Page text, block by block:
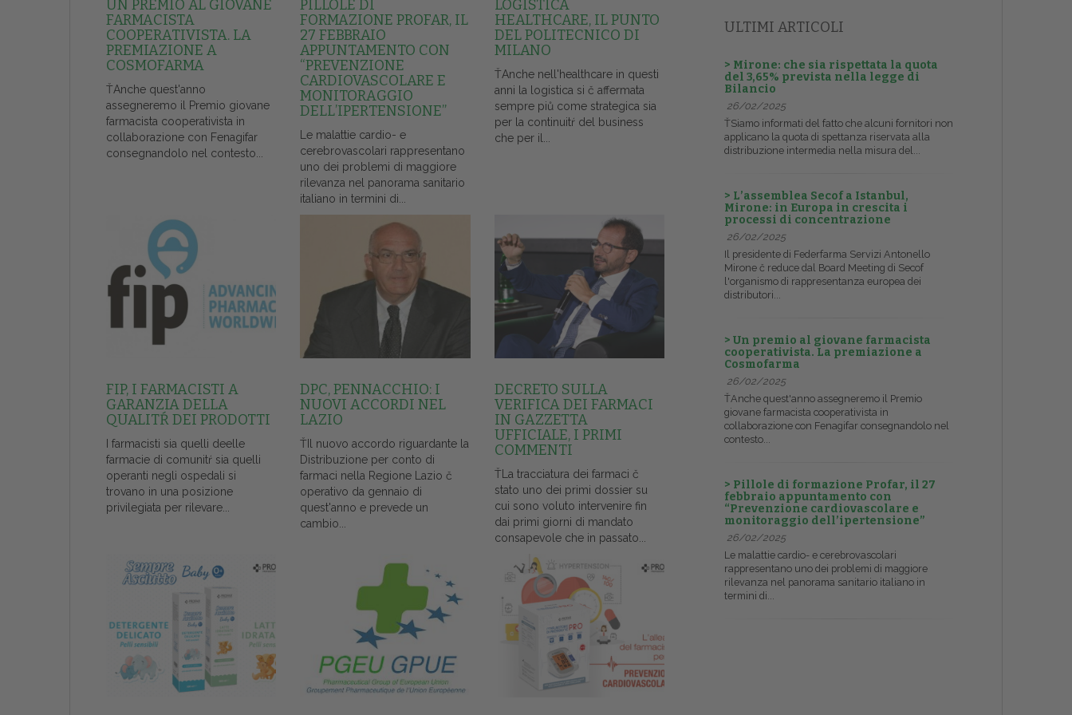
UN PREMIO AL GIOVANE
FARMACISTA
COOPERATIVISTA. LA
PREMIAZIONE A
COSMOFARMA
ŤAnche quest'anno
assegneremo il Premio giovane
farmacista cooperativista in
collaborazione con Fenagifar
consegnandolo nel contesto...
PILLOLE DI
FORMAZIONE PROFAR, IL
27 FEBBRAIO
APPUNTAMENTO CON
“PREVENZIONE
CARDIOVASCOLARE E
MONITORAGGIO
DELL’IPERTENSIONE”
Le malattie cardio- e
cerebrovascolari rappresentano
uno dei problemi di maggiore
rilevanza nel panorama sanitario
italiano in termini di...
LOGISTICA
HEALTHCARE, IL PUNTO
DEL POLITECNICO DI
MILANO
ŤAnche nell'healthcare in questi
anni la logistica si č affermata
sempre piů come strategica sia
per la continuitŕ del business
che per il...
FIP, I FARMACISTI A
GARANZIA DELLA
QUALITŔ DEI PRODOTTI
I farmacisti sia quelli deelle
farmacie di comunitŕ sia quelli
operanti negli ospedali si
trovano in una posizione
privilegiata per rilevare...
DPC, PENNACCHIO: I
NUOVI ACCORDI NEL
LAZIO
ŤIl nuovo accordo riguardante la
Distribuzione per conto di
farmaci nella Regione Lazio č
operativo da gennaio di
quest'anno e prevede un
cambio...
DECRETO SULLA
VERIFICA DEI FARMACI
IN GAZZETTA
UFFICIALE, I PRIMI
COMMENTI
ŤLa tracciatura dei farmaci č
stato uno dei primi dossier su
cui sono voluto intervenire fin
dai primi giorni di mandato
consapevole che in passato...
ULTIMI ARTICOLI
> Mirone: che sia rispettata la quota
del 3,65% prevista nella legge di
Bilancio
26/02/2025
ŤSiamo informati del fatto che alcuni fornitori non
applicano la quota di spettanza riservata alla
distribuzione intermedia nella misura del...
> L’assemblea Secof a Istanbul,
Mirone: in Europa in crescita i
processi di concentrazione
26/02/2025
Il presidente di Federfarma Servizi Antonello
Mirone č reduce dal Board Meeting di Secof
l'organismo di rappresentanza europea dei
distributori...
> Un premio al giovane farmacista
cooperativista. La premiazione a
Cosmofarma
26/02/2025
ŤAnche quest'anno assegneremo il Premio
giovane farmacista cooperativista in
collaborazione con Fenagifar consegnandolo nel
contesto...
> Pillole di formazione Profar, il 27
febbraio appuntamento con
“Prevenzione cardiovascolare e
monitoraggio dell’ipertensione”
26/02/2025
Le malattie cardio- e cerebrovascolari
rappresentano uno dei problemi di maggiore
rilevanza nel panorama sanitario italiano in
termini di...